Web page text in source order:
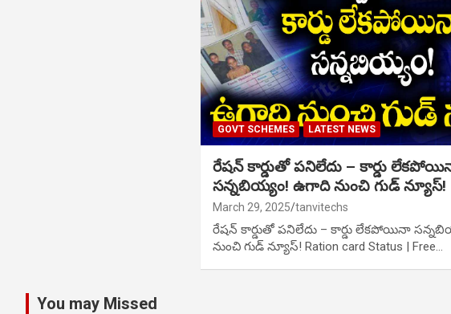
GOVT SCHEMES LATEST NEWS
రేషన్ కార్డుతో పనిలేదు – కార్డు
సన్నబియ్యం! ఉగాది నుంచి గుడ్ న్యూస్!
March 29, 2025 tanvitechs
రేషన్ కార్డుతో పనిలేదు – కార్డు లేకపోయినా
నుంచి గుడ్ న్యూస్! Ration card Status | Free…
You may Missed